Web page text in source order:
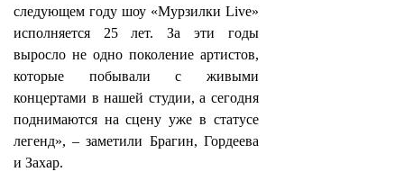
следующем году шоу «Мурзилки Live»
исполняется 25 лет. За эти годы
выросло не одно поколение артистов,
которые побывали с живыми
концертами в нашей студии, а сегодня
поднимаются на сцену уже в статусе
легенд», – заметили Брагин, Гордеева
и Захар.